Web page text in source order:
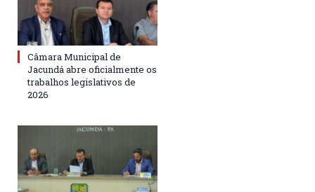
Câmara Municipal de
Jacundá abre oficialmente os
trabalhos legislativos de
2026